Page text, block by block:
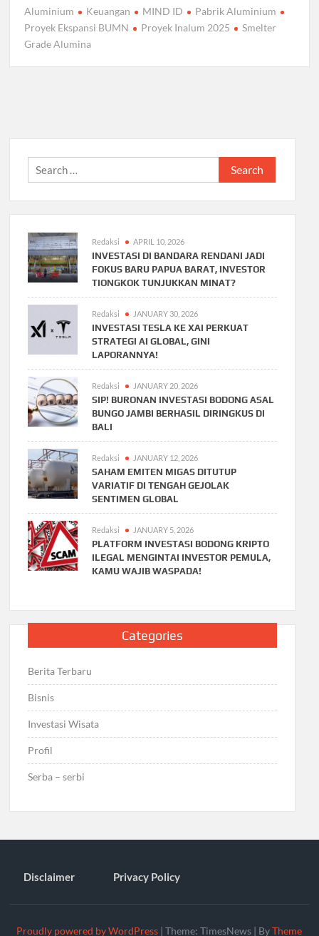
Aluminium
Keuangan MIND ID
Pabrik Aluminium
Proyek Ekspansi BUMN
Proyek Inalum 2025
Smelter
Grade Alumina
Search
for:
Redaksi APRIL 10, 2026
INVESTASI DI BANDARA RENDANI JADI
FOKUS BARU PAPUA BARAT, INVESTOR
TIONGKOK TUNJUKKAN MINAT?
Redaksi JANUARY 30, 2026
INVESTASI TESLA KE XAI PERKUAT
STRATEGI AI GLOBAL, GINI
LAPORANNYA!
Redaksi JANUARY 20, 2026
SIP! BURONAN INVESTASI BODONG ASAL
BUNGO JAMBI BERHASIL DIRINGKUS DI
BALI
Redaksi JANUARY 12, 2026
SAHAM EMITEN MIGAS DITUTUP
VARIATIF DI TENGAH GEJOLAK
SENTIMEN GLOBAL
Redaksi JANUARY 5, 2026
PLATFORM INVESTASI BODONG KRIPTO
ILEGAL MENGINTAI INVESTOR PEMULA,
KAMU WAJIB WASPADA!
Categories
Berita Terbaru
Bisnis
Investasi Wisata
Profil
Serba – serbi
Disclaimer Privacy Policy
Proudly powered by WordPress |Theme: TimesNews | ByTheme